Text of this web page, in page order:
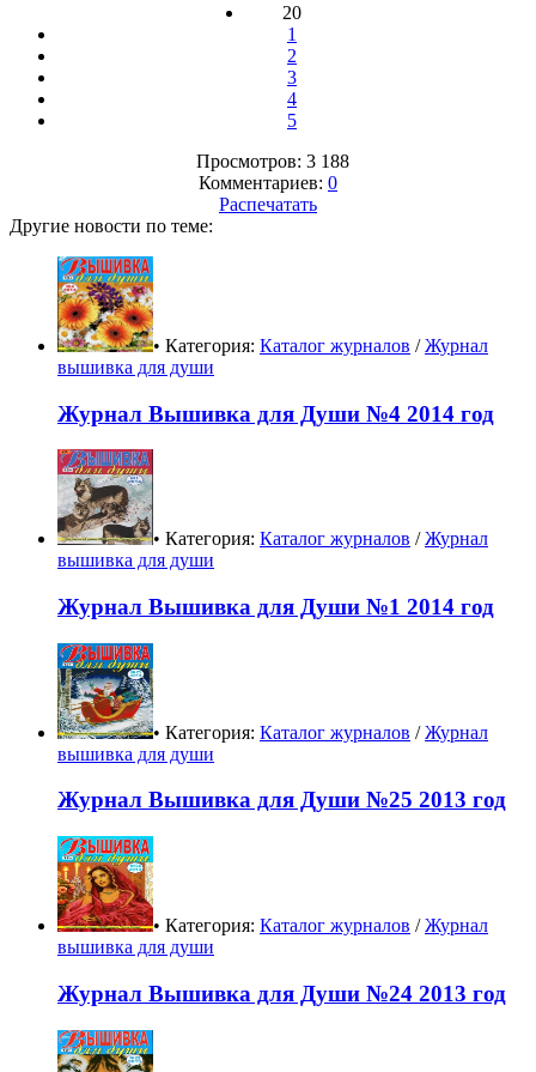
20
1
2
3
4
5
Просмотров: 3 188
Комментариев: 0
Распечатать
Другие новости по теме:
• Категория: Каталог журналов /Журнал
вышивка для души
Журнал Вышивка для Души №4 2014 год
• Категория: Каталог журналов /Журнал
вышивка для души
Журнал Вышивка для Души №1 2014 год
• Категория: Каталог журналов /Журнал
вышивка для души
Журнал Вышивка для Души №25 2013 год
• Категория: Каталог журналов /Журнал
вышивка для души
Журнал Вышивка для Души №24 2013 год